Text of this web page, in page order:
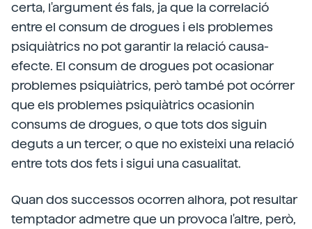
certa, l'argument és fals, ja que la correlació
entre el consum de drogues i els problemes
psiquiàtrics no pot garantir la relació causa-
efecte. El consum de drogues pot ocasionar
problemes psiquiàtrics, però també pot ocórrer
que els problemes psiquiàtrics ocasionin
consums de drogues, o que tots dos siguin
deguts a un tercer, o que no existeixi una relació
entre tots dos fets i sigui una casualitat.
Quan dos successos ocorren alhora, pot resultar
temptador admetre que un provoca l'altre, però,